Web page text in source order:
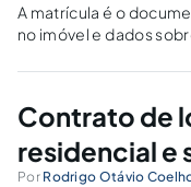
A matrícula é o
no imóvel e dados
Contrato de
residencial e
Por Rodrigo Otávio